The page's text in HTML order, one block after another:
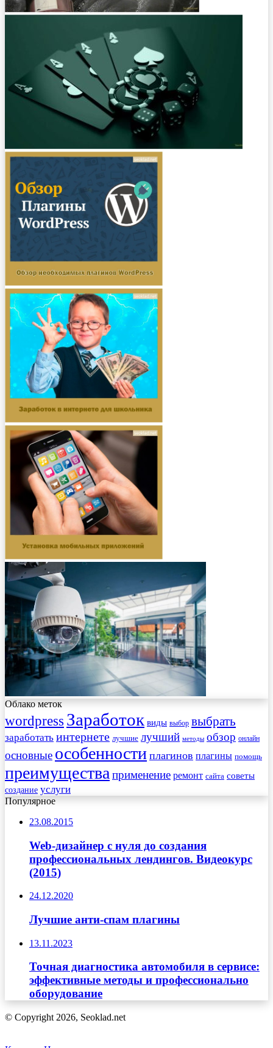
Облако меток
wordpress Заработок виды выбор выбрать
заработать интернете лучшие лучший методы обзор онлайн
основные особенности плагинов плагины помощь
преимущества применение ремонт сайта советы
создание услуги
Популярное
23.08.2015
Web-дизайнер с нуля до создания
профессиональных лендингов. Видеокурс
(2015)
24.12.2020
Лучшие анти-спам плагины
13.11.2023
Точная диагностика автомобиля в сервисе:
эффективные методы и профессионально
оборудование
© Copyright 2026, Seoklad.net